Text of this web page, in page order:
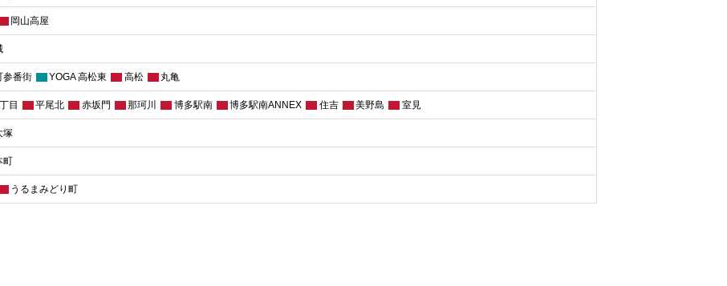
岡山高屋
参番街 YOGA 高松東 高松 丸亀
目 平尾北 赤坂門 那珂川 博多駅南 博多駅南ANNEX 住吉 美野島 室見
塚
町
うるまみどり町